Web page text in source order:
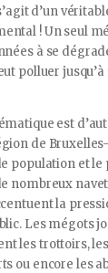
d’un
! Un seul
à se
polluer
est
de
population et le
nombreux
la
Les mégots
les trottoirs,
ou encore les